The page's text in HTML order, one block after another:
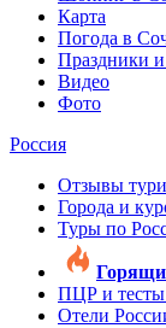
Карта
Погода в
Праздники
Видео
Фото
Россия
Отзывы
Города и
Туры по
ПЦР и
Отели